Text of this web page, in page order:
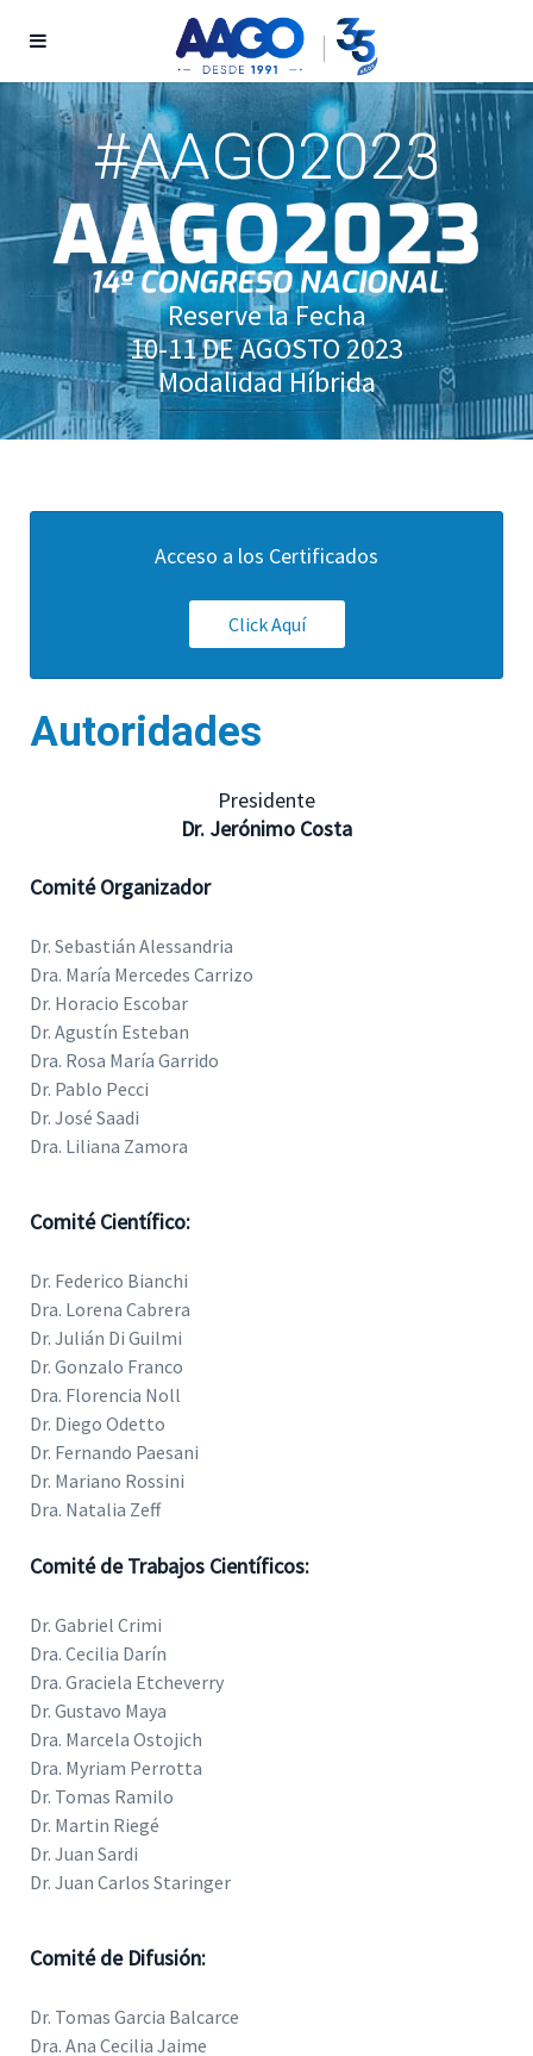
#AAGO2023
Reserve la Fecha
10-11 DE AGOSTO 2023
Modalidad Híbrida
Acceso a los Certificados
Click Aquí
Autoridades
Presidente
Dr. Jerónimo Costa
Comité Organizador
Dr. Sebastián Alessandria
Dra. María Mercedes Carrizo
Dr. Horacio Escobar
Dr. Agustín Esteban
Dra. Rosa María Garrido
Dr. Pablo Pecci
Dr. José Saadi
Dra. Liliana Zamora
Comité Científico:
Dr. Federico Bianchi
Dra. Lorena Cabrera
Dr. Julián Di Guilmi
Dr. Gonzalo Franco
Dra. Florencia Noll
Dr. Diego Odetto
Dr. Fernando Paesani
Dr. Mariano Rossini
Dra. Natalia Zeff
Comité de Trabajos Científicos:
Dr. Gabriel Crimi
Dra. Cecilia Darín
Dra. Graciela Etcheverry
Dr. Gustavo Maya
Dra. Marcela Ostojich
Dra. Myriam Perrotta
Dr. Tomas Ramilo
Dr. Martin Riegé
Dr. Juan Sardi
Dr. Juan Carlos Staringer
Comité de Difusión:
Dr. Tomas Garcia Balcarce
Dra. Ana Cecilia Jaime